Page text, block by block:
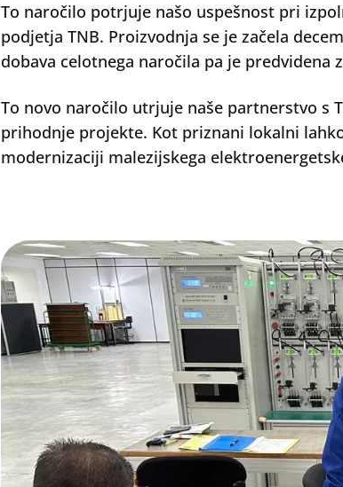
To naročilo potrjuje našo uspešnost pri
podjetja TNB. Proizvodnja se je začela
dobava celotnega naročila pa je predvidena
To novo naročilo utrjuje naše partnerstvo s
prihodnje projekte. Kot priznani lokalni
modernizaciji malezijskega